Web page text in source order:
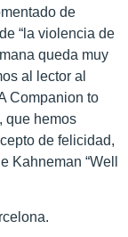
de
“la violencia de
queda muy
al lector al
Companion to
que hemos
de felicidad,
Kahneman “Well